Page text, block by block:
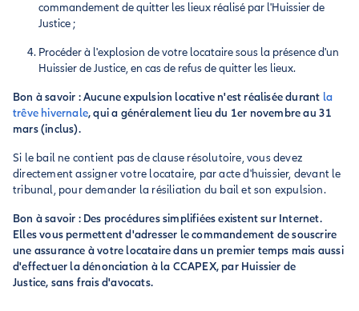
commandement de quitter les lieux réalisé par l'Huissier de
Justice ;
Procéder à l'explosion de votre locataire sous la présence d'un
Huissier de Justice, en cas de refus de quitter les lieux.
Bon à savoir : Aucune expulsion locative n'est réalisée durant la
trêve hivernale, qui a généralement lieu du 1er novembre au 31
mars (inclus).
Si le bail ne contient pas de clause résolutoire, vous devez
directement assigner votre locataire, par acte d'huissier, devant le
tribunal, pour demander la résiliation du bail et son expulsion.
Bon à savoir : Des procédures simplifiées existent sur Internet.
Elles vous permettent d'adresser le commandement de souscrire
une assurance à votre locataire dans un premier temps mais aussi
d'effectuer la dénonciation à la CCAPEX, par Huissier de
Justice, sans frais d'avocats.